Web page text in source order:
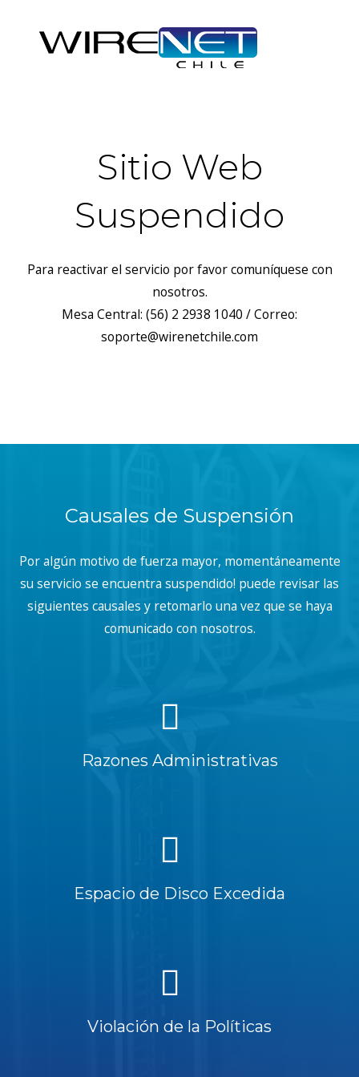
Sitio Web
Suspendido
Para reactivar el servicio por favor comuníquese con
nosotros.
Mesa Central: (56) 2 2938 1040 / Correo:
soporte@wirenetchile.com
Causales de Suspensión
Por algún motivo de fuerza mayor, momentáneamente
su servicio se encuentra suspendido! puede revisar las
siguientes causales y retomarlo una vez que se haya
comunicado con nosotros.
Razones Administrativas
Espacio de Disco Excedida
Violación de la Políticas